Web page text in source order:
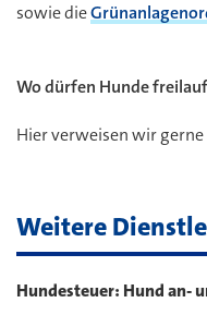
sowie die
Wo dürfen Hunde
Hier verweisen wir
Weitere
Hundesteuer: Hund an-